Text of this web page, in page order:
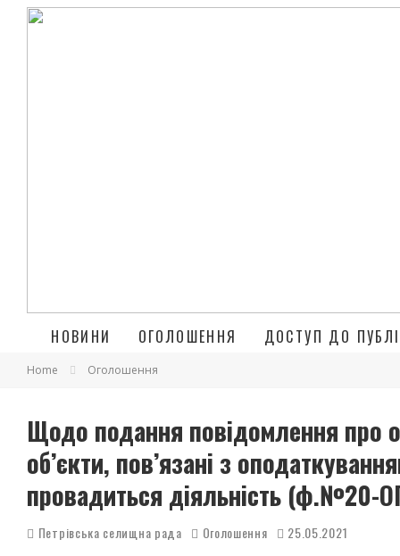
НОВИНИ ОГОЛОШЕННЯ ДОСТУП ДО
Home Оголошення
Щодо подання повідомлення про
об’єкти, пов’язані з
провадиться діяльність (ф.№20-
Петрівська селищна рада Оголошення 25.05.2021